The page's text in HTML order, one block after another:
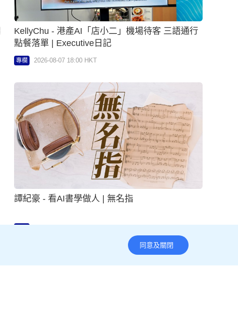
KellyChu - 港產AI「店小二」機場待客 三語通行
點餐落單 | Executive日記
專欄 2026-08-07 18:00 HKT
譚紀豪 - 看AI書學做人 | 無名指
同意及關閉